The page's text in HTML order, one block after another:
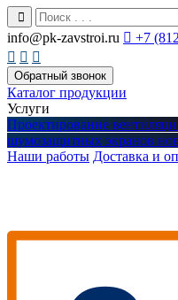
info@pk-zavstroi.ru  +7
  
Обратный звонок
Каталог продукции
Услуги
Проектирование
шумозащитных экранов
Наши работы Доставка и